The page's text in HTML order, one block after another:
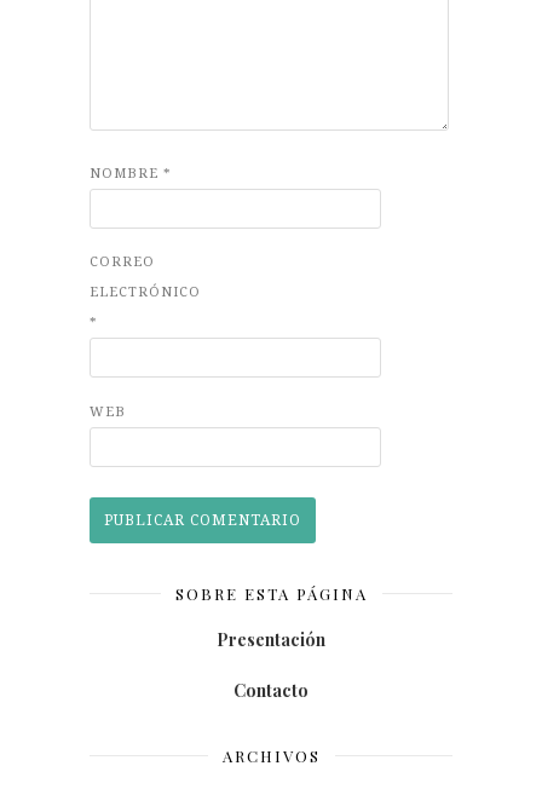
NOMBRE *
CORREO
ELECTRÓNICO
*
WEB
SOBRE ESTA PÁGINA
Presentación
Contacto
ARCHIVOS